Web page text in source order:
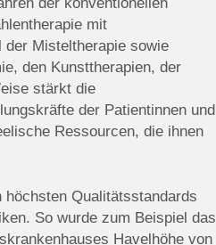
mit
der Misteltherapie sowie
den Kunsttherapien, der
stärkt die
der Patientinnen und
Ressourcen, die ihnen
Qualitätsstandards
So wurde zum Beispiel das
Havelhöhe von